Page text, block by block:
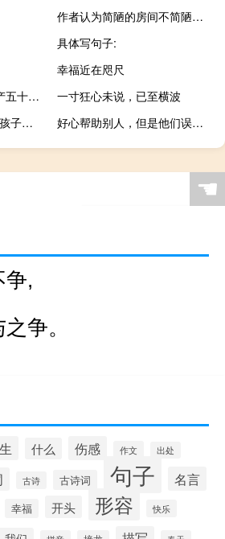
作者认为简陋的房间不简陋的原因是什么？
具体写句子:
幸福近在咫尺
[紧急求助]煤矿企业投产五十周年，宣
一寸狂心未说，已至横波
然后，他踩着奴隶喊他孩子的鞋，做了西罗酒的开场。
好心帮助别人，但是他们误解了你的名言
☚
争,
争。
什么 伤感 作文 出处
古诗 古诗词 句子 名言
幸福 开头 形容 快乐